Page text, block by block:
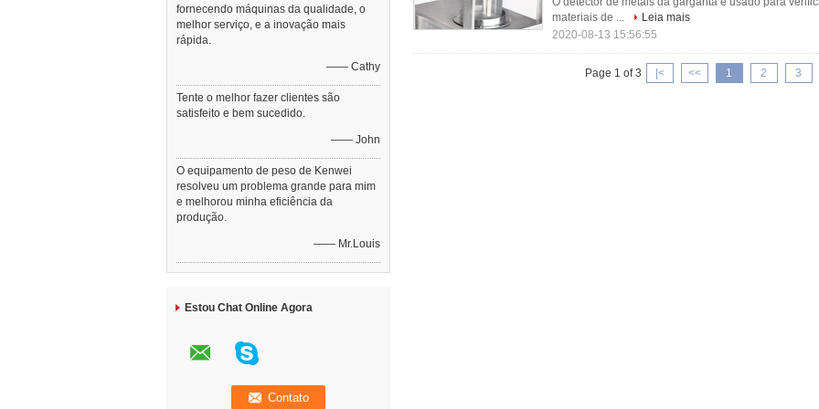
fornecendo máquinas da qualidade, o
melhor serviço, e a inovação mais
rápida.
—— Cathy
Tente o melhor fazer clientes são
satisfeito e bem sucedido.
—— John
O equipamento de peso de Kenwei
resolveu um problema grande para mim
e melhorou minha eficiência da
produção.
—— Mr.Louis
Estou Chat Online Agora
materiais de ...
Leia mais
2020-08-13 15:56:55
Page 1 of 3 |< << 1 2 3